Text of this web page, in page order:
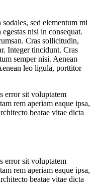
sed elementum mi
nisi in consequat.
Cras sollicitudin,
Integer tincidunt. Cras
semper nisi. Aenean
leo ligula, porttitor
error sit voluptatem
rem aperiam eaque ipsa,
beatae vitae dicta
error sit voluptatem
rem aperiam eaque ipsa,
beatae vitae dicta